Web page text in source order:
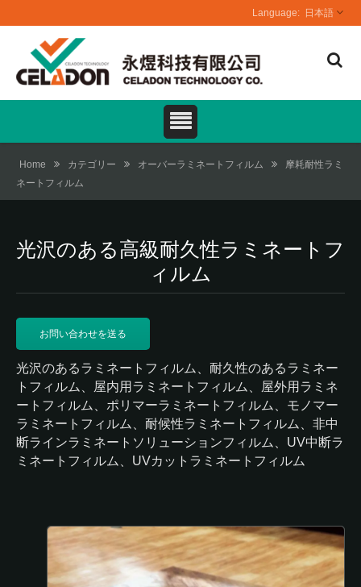
日本語
Home カテゴリー オーバーラミネートフィルム
摩耗耐性ラミ
ネートフィルム
光沢のある高級耐久性ラミネートフ
ィルム
お問い合わせを送る
光沢のあるラミネートフィルム、耐久性のあるラミネー
トフィルム、屋内用ラミネートフィルム、屋外用ラミネ
ートフィルム、ポリマーラミネートフィルム、モノマー
ラミネートフィルム、耐候性ラミネートフィルム、非中
断ラインラミネートソリューションフィルム、UV中断ラ
ミネートフィルム、UVカットラミネートフィルム